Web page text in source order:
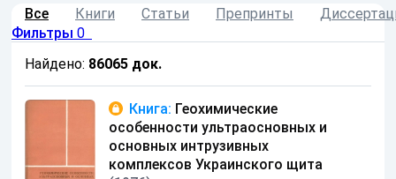
Все Книги Статьи Препринты
Фильтры 0
Найдено: 86065 док.
Книга: Геохимические
особенности ультраосновных и
основных интрузивных
комплексов Украинского щита